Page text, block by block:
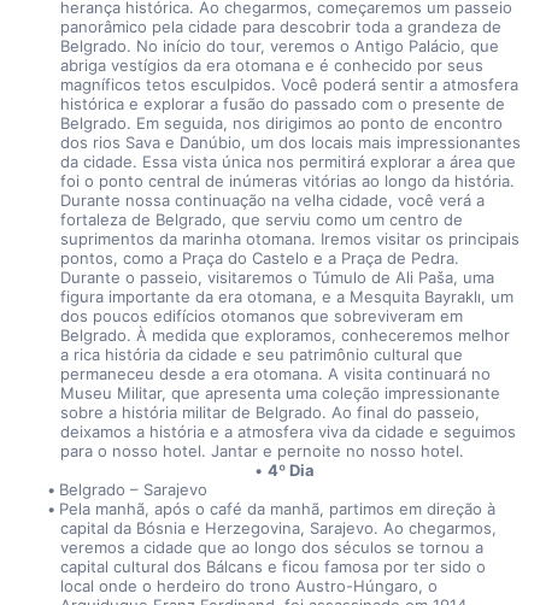
herança histórica. Ao chegarmos, começaremos um passeio
panorâmico pela cidade para descobrir toda a grandeza de
Belgrado. No início do tour, veremos o Antigo Palácio, que
abriga vestígios da era otomana e é conhecido por seus
magníficos tetos esculpidos. Você poderá sentir a atmosfera
histórica e explorar a fusão do passado com o presente de
Belgrado. Em seguida, nos dirigimos ao ponto de encontro
dos rios Sava e Danúbio, um dos locais mais impressionantes
da cidade. Essa vista única nos permitirá explorar a área que
foi o ponto central de inúmeras vitórias ao longo da história.
Durante nossa continuação na velha cidade, você verá a
fortaleza de Belgrado, que serviu como um centro de
suprimentos da marinha otomana. Iremos visitar os principais
pontos, como a Praça do Castelo e a Praça de Pedra.
Durante o passeio, visitaremos o Túmulo de Ali Paša, uma
figura importante da era otomana, e a Mesquita Bayraklı, um
dos poucos edifícios otomanos que sobreviveram em
Belgrado. À medida que exploramos, conheceremos melhor
a rica história da cidade e seu patrimônio cultural que
permaneceu desde a era otomana. A visita continuará no
Museu Militar, que apresenta uma coleção impressionante
sobre a história militar de Belgrado. Ao final do passeio,
deixamos a história e a atmosfera viva da cidade e seguimos
para o nosso hotel. Jantar e pernoite no nosso hotel.
4º Dia
Belgrado – Sarajevo
Pela manhã, após o café da manhã, partimos em direção à
capital da Bósnia e Herzegovina, Sarajevo. Ao chegarmos,
veremos a cidade que ao longo dos séculos se tornou a
capital cultural dos Bálcans e ficou famosa por ter sido o
local onde o herdeiro do trono Austro-Húngaro, o